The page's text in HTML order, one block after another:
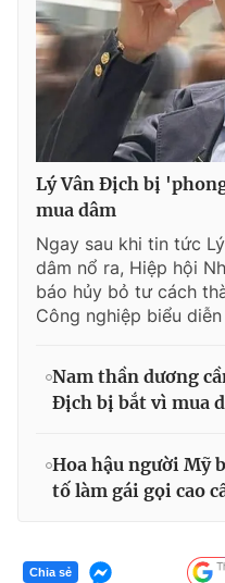
Lý Vân Địch bị
mua dâm
Ngay sau khi tin tức
dâm nổ ra, Hiệp hội
báo hủy bỏ tư cách
Công nghiệp biểu
Nam thần dương
Địch bị bắt vì mua
Hoa hậu người Mỹ
tố làm gái gọi cao
Chia sẻ